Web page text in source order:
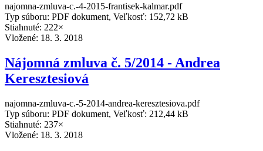
najomna-zmluva-c.-4-2015-frantisek-kalmar.pdf
Typ súboru: PDF dokument, Veľkosť: 152,72 kB
Stiahnuté: 222×
Vložené: 18. 3. 2018
Nájomná zmluva č. 5/2014 - Andrea
Keresztesiová
najomna-zmluva-c.-5-2014-andrea-keresztesiova.pdf
Typ súboru: PDF dokument, Veľkosť: 212,44 kB
Stiahnuté: 237×
Vložené: 18. 3. 2018